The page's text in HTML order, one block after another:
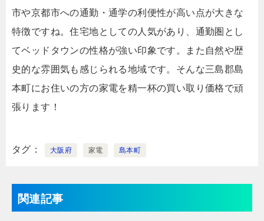
市や京都市への通勤・通学の利便性が高い点が大きな
特徴ですね。住宅地としての人気があり、通勤圏とし
てベッドタウンの性格が強い印象です。また自然や歴
史的な雰囲気も感じられる地域です。そんな三島郡島
本町にお住いの方の家電を精一杯の買い取り価格で頑
張ります！
タグ 大阪府 家電 島本町
関連記事